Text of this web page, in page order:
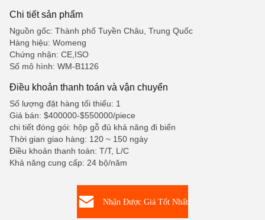
Chi tiết sản phẩm
Nguồn gốc: Thành phố Tuyền Châu, Trung Quốc
Hàng hiệu: Womeng
Chứng nhận: CE,ISO
Số mô hình: WM-B1126
Điều khoản thanh toán và vận chuyển
Số lượng đặt hàng tối thiểu: 1
Giá bán: $400000-$550000/piece
chi tiết đóng gói: hộp gỗ đủ khả năng đi biển
Thời gian giao hàng: 120 ~ 150 ngày
Điều khoản thanh toán: T/T, L/C
Khả năng cung cấp: 24 bộ/năm
Nhận Được Giá Tốt Nhất